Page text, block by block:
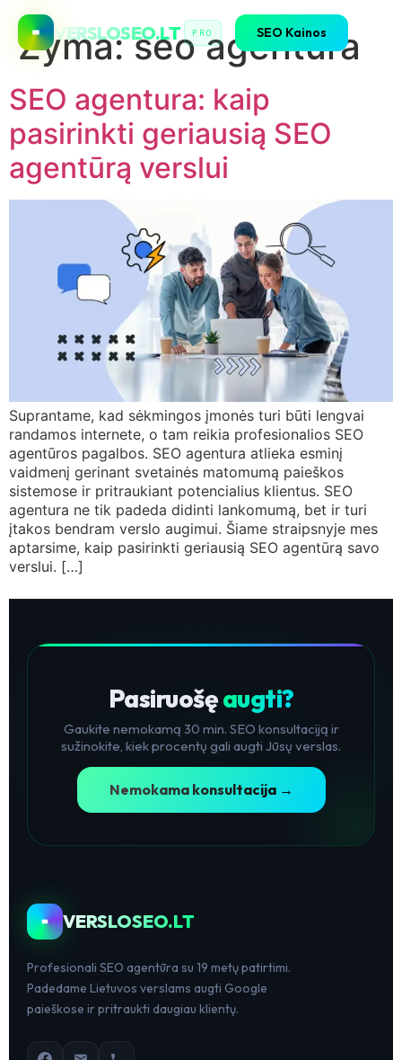
VERSLOSEO.LT PRO SEO Kainos
Žyma:seo agentura
SEO agentura: kaip
pasirinkti geriausią SEO
agentūrą verslui
Suprantame, kad sėkmingos įmonės turi būti lengvai
randamos internete, o tam reikia profesionalios SEO
agentūros pagalbos. SEO agentura atlieka esminį
vaidmenį gerinant svetainės matomumą paieškos
sistemose ir pritraukiant potencialius klientus. SEO
agentura ne tik padeda didinti lankomumą, bet ir turi
įtakos bendram verslo augimui. Šiame straipsnyje mes
aptarsime, kaip pasirinkti geriausią SEO agentūrą savo
verslui. […]
Pasiruošęaugti?
Gaukite nemokamą 30 min. SEO konsultaciją ir
sužinokite, kiek procentų gali augti Jūsų verslas.
Nemokama konsultacija →
VERSLOSEO.LT
Profesionali SEO agentūra su 19 metų patirtimi.
Padedame Lietuvos verslams augti Google
paieškose ir pritraukti daugiau klientų.